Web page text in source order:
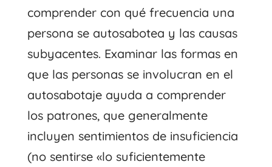
comprender con qué frecuencia una
persona se autosabotea y las causas
subyacentes. Examinar las formas en
que las personas se involucran en el
autosabotaje ayuda a comprender
los patrones, que generalmente
incluyen sentimientos de insuficiencia
(no sentirse «lo suficientemente